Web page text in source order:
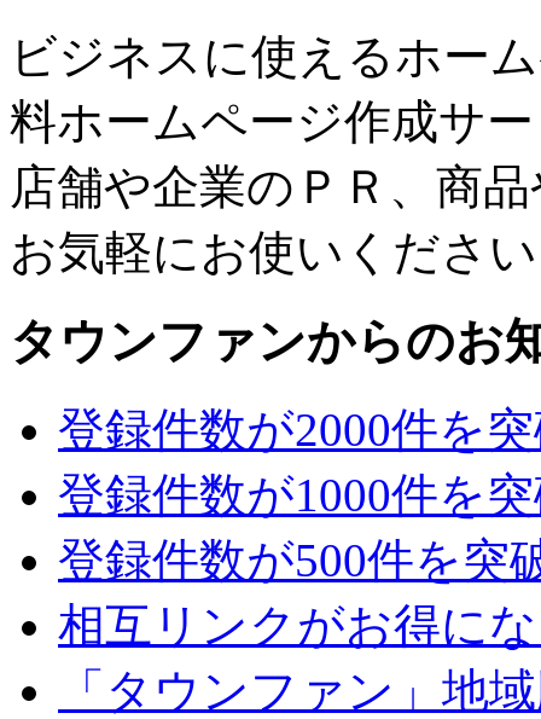
ビジネスに使えるホー
料ホームページ作成サ
店舗や企業のＰＲ、商
お気軽にお使いくださ
タウンファンからのお
登録件数が2000件を
登録件数が1000件を
登録件数が500件を突
相互リンクがお得に
「タウンファン」地